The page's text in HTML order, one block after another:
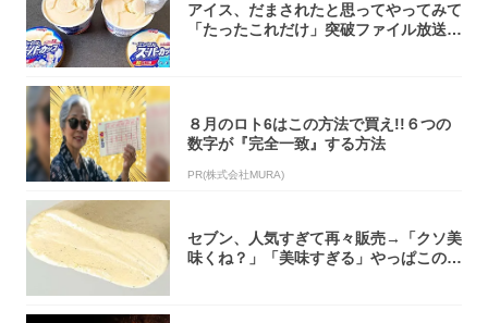
アイス、だまされたと思ってやってみて
「たったこれだけ」突破ファイル放送で
８月のロト6はこの方法で買え!!６つの
数字が『完全一致』する方法
PR(株式会社MURA)
セブン、人気すぎて再々販売→「クソ美
味くね？」「美味すぎる」やっぱこのク